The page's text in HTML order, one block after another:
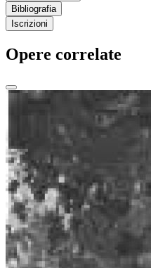
Bibliografia
Iscrizioni
Opere correlate